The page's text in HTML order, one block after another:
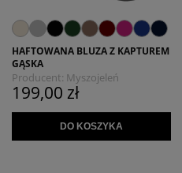
HAFTOWANA BLUZA Z KAPTUREM
GĄSKA
Producent: Myszojeleń
199,00 zł
DO KOSZYKA